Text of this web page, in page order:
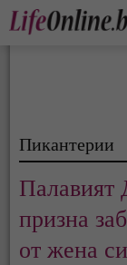
Пикантерии
Палавият
призна
от жена